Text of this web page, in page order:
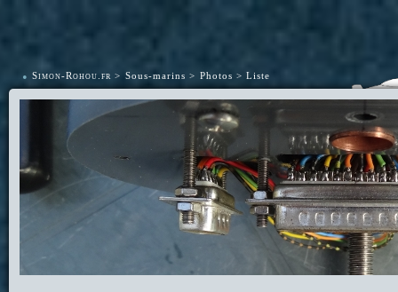
• Simon-Rohou.fr Sous-marins Photos Liste